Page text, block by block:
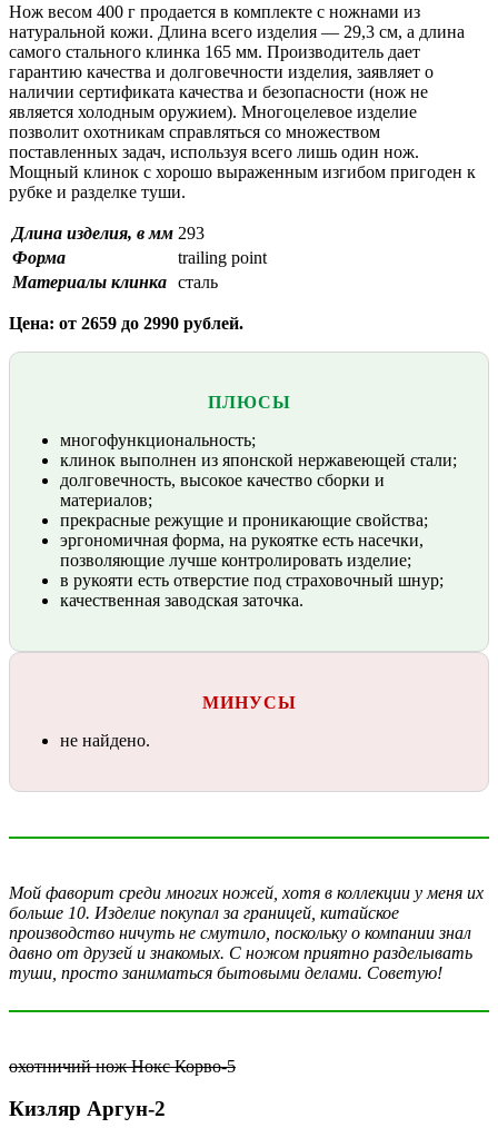
Нож весом 400 г продается в комплекте с ножнами из
натуральной кожи. Длина всего изделия — 29,3 см, а длина
самого стального клинка 165 мм. Производитель дает
гарантию качества и долговечности изделия, заявляет о
наличии сертификата качества и безопасности (нож не
является холодным оружием). Многоцелевое изделие
позволит охотникам справляться со множеством
поставленных задач, используя всего лишь один нож.
Мощный клинок с хорошо выраженным изгибом пригоден к
рубке и разделке туши.
Длина изделия, в мм 293
Форма
trailing point
Материалы клинка сталь
Цена: от 2659 до 2990 рублей.
ПЛЮСЫ
многофункциональность;
клинок выполнен из японской нержавеющей стали;
долговечность, высокое качество сборки и
материалов;
прекрасные режущие и проникающие свойства;
эргономичная форма, на рукоятке есть насечки,
позволяющие лучше контролировать изделие;
в рукояти есть отверстие под страховочный шнур;
качественная заводская заточка.
МИНУСЫ
не найдено.
Мой фаворит среди многих ножей, хотя в коллекции у меня их
больше 10. Изделие покупал за границей, китайское
производство ничуть не смутило, поскольку о компании знал
давно от друзей и знакомых. С ножом приятно разделывать
туши, просто заниматься бытовыми делами. Советую!
охотничий нож Нокс Корво-5
Кизляр Аргун-2